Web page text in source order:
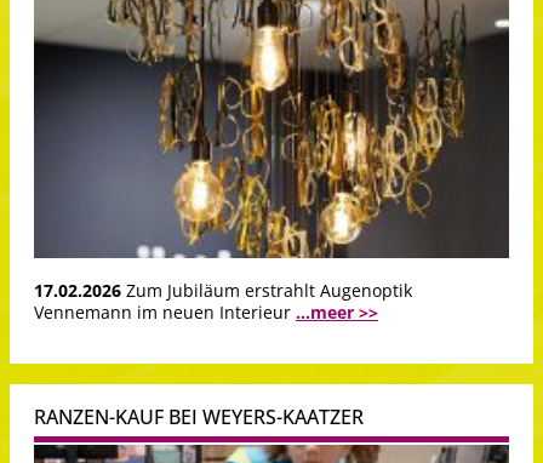
17.02.2026 Zum Jubiläum erstrahlt Augenoptik
Vennemann im neuen Interieur ...meer >>
RANZEN-KAUF BEI WEYERS-KAATZER